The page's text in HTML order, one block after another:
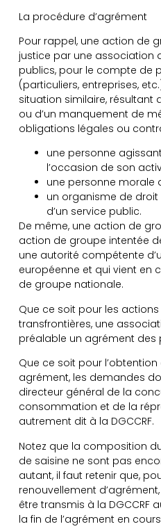
La procédure d’agrément
Pour rappel, une action de
justice par une association
publics, pour le compte de
(particuliers, entreprises,
situation similaire, résultant
ou d’un manquement de
obligations légales ou
une personne
l’occasion de son
une personne morale
un organisme de
d’un service public.
De même, une action de
action de groupe intentée
une autorité compétente
européenne et qui vient en
de groupe nationale.
Que ce soit pour les
transfrontières, une
préalable un agrément des
Que ce soit pour
agrément, les demandes
directeur général de la
consommation et de la
autrement dit à la DGCCRF.
Notez que la composition
de saisine ne sont pas
autant, il faut retenir que,
renouvellement
être transmis à la DGCCRF
la fin de l’agrément en